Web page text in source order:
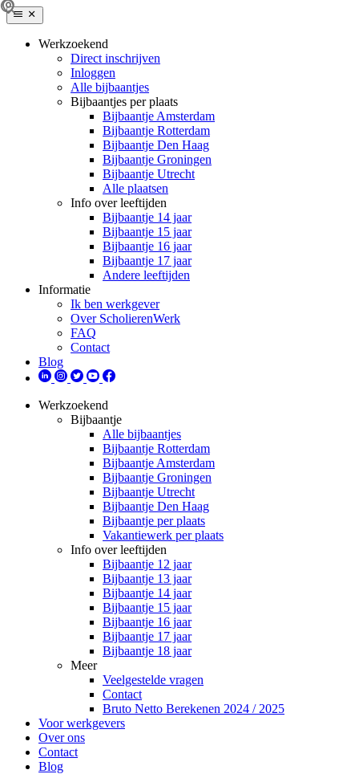
Werkzoekend
Direct inschrijven
Inloggen
Alle bijbaantjes
Bijbaantjes per plaats
Bijbaantje Amsterdam
Bijbaantje Rotterdam
Bijbaantje Den Haag
Bijbaantje Groningen
Bijbaantje Utrecht
Alle plaatsen
Info over leeftijden
Bijbaantje 14 jaar
Bijbaantje 15 jaar
Bijbaantje 16 jaar
Bijbaantje 17 jaar
Andere leeftijden
Informatie
Ik ben werkgever
Over ScholierenWerk
FAQ
Contact
Blog
Werkzoekend
Bijbaantje
Alle bijbaantjes
Bijbaantje Rotterdam
Bijbaantje Amsterdam
Bijbaantje Groningen
Bijbaantje Utrecht
Bijbaantje Den Haag
Bijbaantje per plaats
Vakantiewerk per plaats
Info over leeftijden
Bijbaantje 12 jaar
Bijbaantje 13 jaar
Bijbaantje 14 jaar
Bijbaantje 15 jaar
Bijbaantje 16 jaar
Bijbaantje 17 jaar
Bijbaantje 18 jaar
Meer
Veelgestelde vragen
Contact
Bruto Netto Berekenen 2024 / 2025
Voor werkgevers
Over ons
Contact
Blog